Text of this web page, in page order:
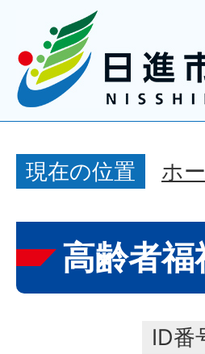
現在の位置 ホ
高齢者福
ID番